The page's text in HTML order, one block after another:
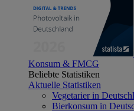
Konsum & FMCG
Beliebte Statistiken
Aktuelle Statistiken
Vegetarier in
Bierkonsum in